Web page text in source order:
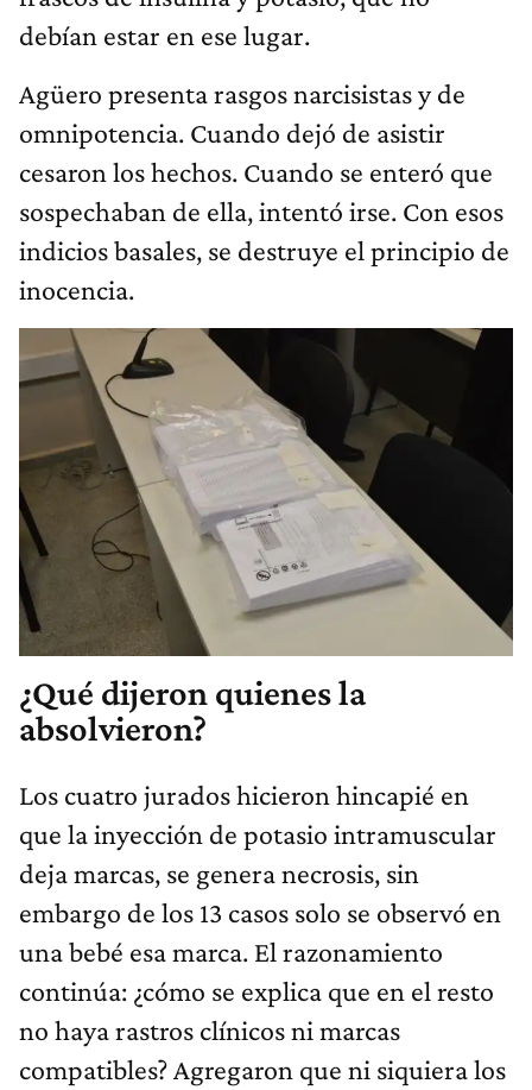
debían estar en ese lugar.
Agüero presenta rasgos narcisistas y de
omnipotencia. Cuando dejó de asistir
cesaron los hechos. Cuando se enteró que
sospechaban de ella, intentó irse. Con esos
indicios basales, se destruye el principio de
inocencia.
¿Qué dijeron quienes la
absolvieron?
Los cuatro jurados hicieron hincapié en
que la inyección de potasio intramuscular
deja marcas, se genera necrosis, sin
embargo de los 13 casos solo se observó en
una bebé esa marca. El razonamiento
continúa: ¿cómo se explica que en el resto
no haya rastros clínicos ni marcas
compatibles? Agregaron que ni siquiera los